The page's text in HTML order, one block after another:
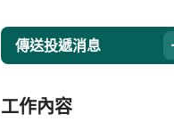
傳送投遞消息
工作內容